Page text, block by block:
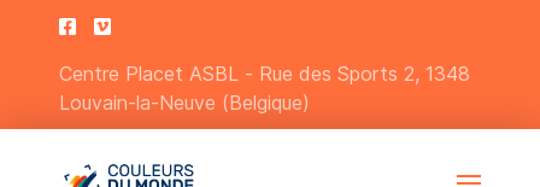
Centre Placet ASBL - Rue des Sports 2, 1348
Louvain-la-Neuve (Belgique)